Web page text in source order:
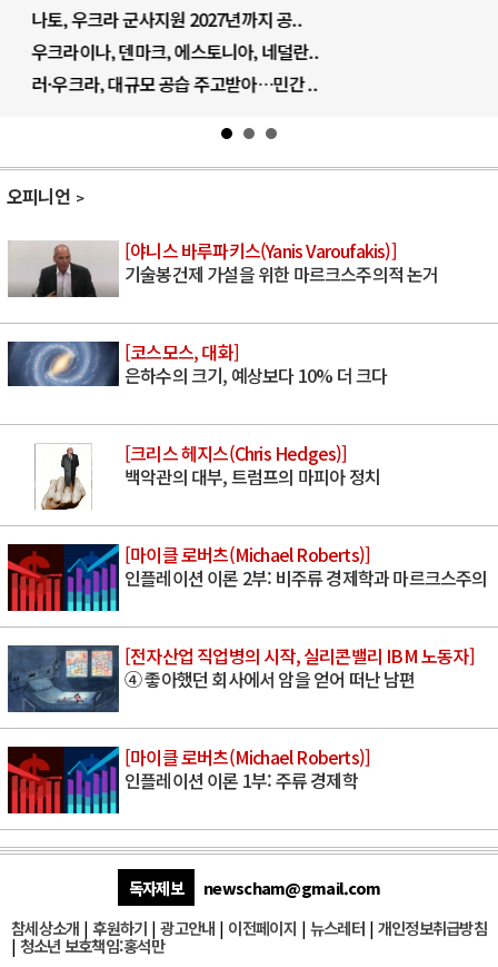
나토, 우크라 군사지원 2027년까지 공..
우크라이나, 덴마크, 에스토니아, 네덜란..
러·우크라, 대규모 공습 주고받아…민간 ..
오피니언
[야니스 바루파키스(Yanis Varoufakis)]
기술봉건제 가설을 위한 마르크스주의적 논거
[코스모스, 대화]
은하수의 크기, 예상보다 10% 더 크다
[크리스 헤지스(Chris Hedges)]
백악관의 대부, 트럼프의 마피아 정치
[마이클 로버츠(Michael Roberts)]
인플레이션 이론 2부: 비주류 경제학과 마르크스주의
[전자산업 직업병의 시작, 실리콘밸리 IBM 노동자]
④ 좋아했던 회사에서 암을 얻어 떠난 남편
[마이클 로버츠(Michael Roberts)]
인플레이션 이론 1부: 주류 경제학
독자제보
newscham@gmail.com
참세상소개 | 후원하기 |광고안내 | 이전페이지 | 뉴스레터| 개인정보취급방침
| 청소년 보호책임:홍석만